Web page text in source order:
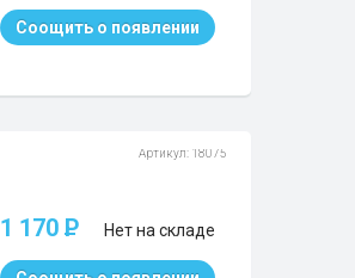
Соощить о появлении
Артикул: 18075
1 170 P Нет на складе